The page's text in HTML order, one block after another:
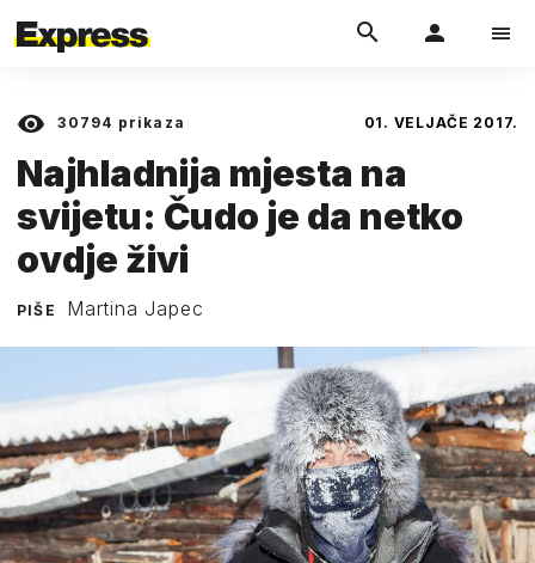
30794 prikaza 01. VELJAČE 2017.
Najhladnija mjesta na
svijetu: Čudo je da netko
ovdje živi
PIŠE Martina Japec